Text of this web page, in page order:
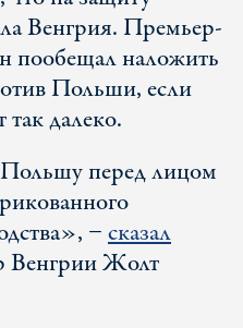
Венгрия. Премьер-
пообещал наложить
Польши, если
так далеко.
перед лицом
−сказал
Венгрии Жолт